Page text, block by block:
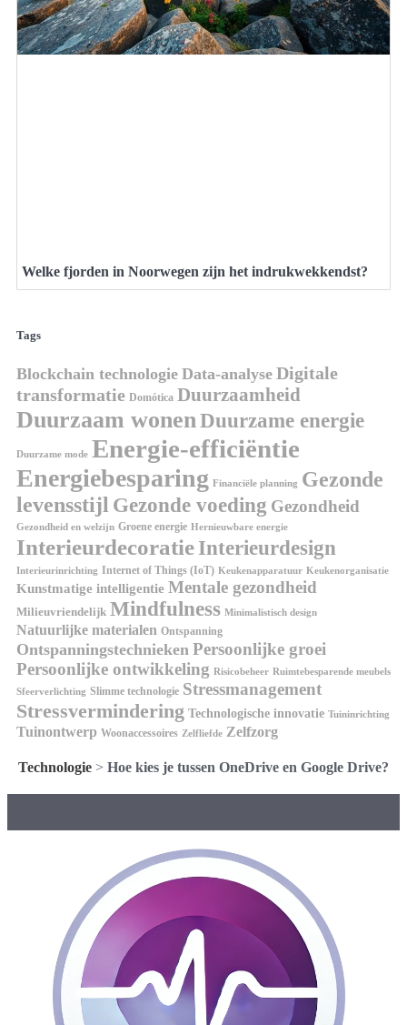
Welke fjorden in Noorwegen zijn het indrukwekkendst?
Tags
Blockchain technologie Data-analyse Digitale
transformatie Domótica Duurzaamheid
Duurzaam wonenDuurzame energie
Duurzame mode Energie-efficiëntie
Energiebesparing Financiële planning Gezonde
levensstijl Gezonde voeding Gezondheid
Gezondheid en welzijn Groene energie Hernieuwbare energie
InterieurdecoratieInterieurdesign
Interieurinrichting Internet of Things (IoT) Keukenapparatuur Keukenorganisatie
Kunstmatige intelligentie Mentale gezondheid
Milieuvriendelijk Mindfulness Minimalistisch design
Natuurlijke materialen Ontspanning
Ontspanningstechnieken Persoonlijke groei
Persoonlijke ontwikkeling Risicobeheer Ruimtebesparende meubels
Sfeerverlichting Slimme technologie Stressmanagement
Stressvermindering Technologische innovatie Tuininrichting
Tuinontwerp Woonaccessoires Zelfliefde Zelfzorg
Technologie > Hoe kies je tussen OneDrive en Google Drive?